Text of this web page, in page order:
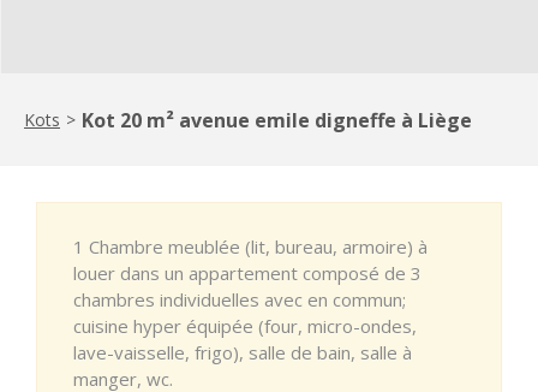
Kots > Kot 20 m² avenue emile digneffe à Liège
1 Chambre meublée (lit, bureau, armoire) à
louer dans un appartement composé de 3
chambres individuelles avec en commun;
cuisine hyper équipée (four, micro-ondes,
lave-vaisselle, frigo), salle de bain, salle à
manger, wc.